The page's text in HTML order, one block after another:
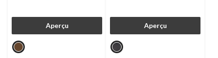
Aperçu Aperçu